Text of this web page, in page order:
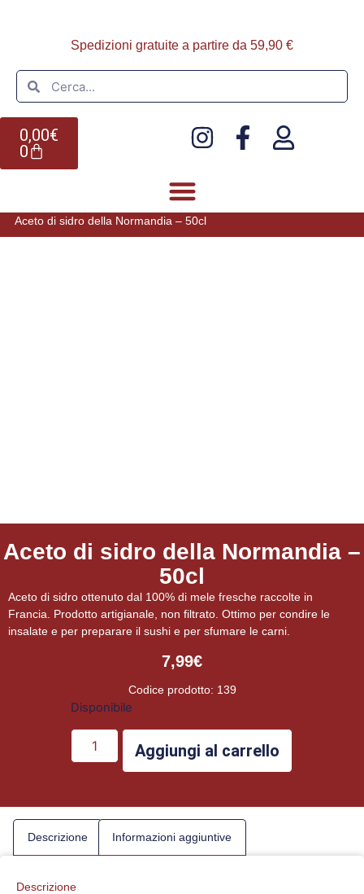
Spedizioni gratuite a partire da 59,90 €
0,00€
0
Aceto di sidro della Normandia – 50cl
Aceto di sidro della Normandia –
50cl
Aceto di sidro ottenuto dal 100% di mele fresche raccolte in
Francia. Prodotto artigianale, non filtrato. Ottimo per condire le
insalate e per preparare il sushi e per sfumare le carni.
7,99€
Codice prodotto: 139
Disponibile
Aggiungi al carrello
Descrizione Informazioni aggiuntive
Descrizione